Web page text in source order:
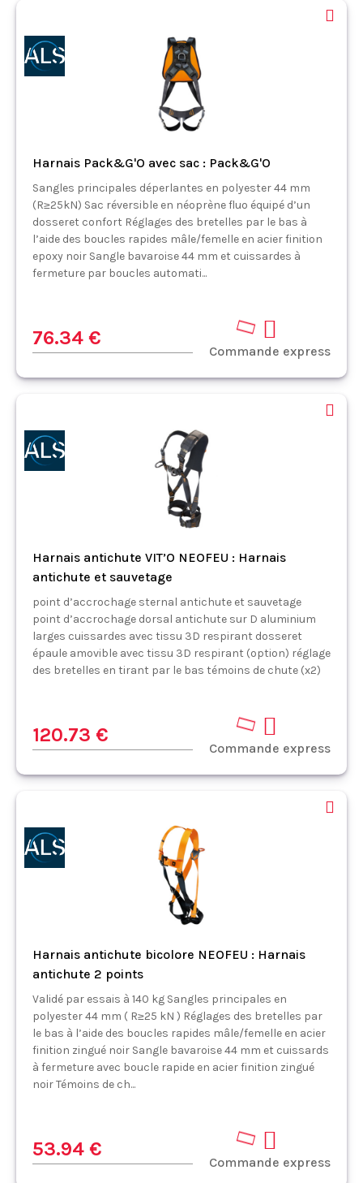
Harnais Pack&G'O avec sac : Pack&G'O
Sangles principales déperlantes en polyester 44 mm
(R≥25kN) Sac réversible en néoprène fluo équipé d’un
dosseret confort Réglages des bretelles par le bas à
l’aide des boucles rapides mâle/femelle en acier finition
epoxy noir Sangle bavaroise 44 mm et cuissardes à
fermeture par boucles automati...
76.34 €
Commande express
Harnais antichute VIT’O NEOFEU : Harnais
antichute et sauvetage
point d’accrochage sternal antichute et sauvetage
point d’accrochage dorsal antichute sur D aluminium
larges cuissardes avec tissu 3D respirant dosseret
épaule amovible avec tissu 3D respirant (option) réglage
des bretelles en tirant par le bas témoins de chute (x2)
120.73 €
Commande express
Harnais antichute bicolore NEOFEU : Harnais
antichute 2 points
Validé par essais à 140 kg Sangles principales en
polyester 44 mm ( R≥25 kN ) Réglages des bretelles par
le bas à l’aide des boucles rapides mâle/femelle en acier
finition zingué noir Sangle bavaroise 44 mm et cuissards
à fermeture avec boucle rapide en acier finition zingué
noir Témoins de ch...
53.94 €
Commande express